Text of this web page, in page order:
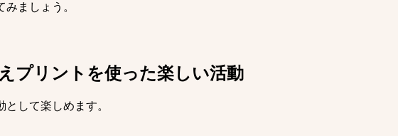
ましょう。
プリントを使った楽しい活動
して楽しめます。